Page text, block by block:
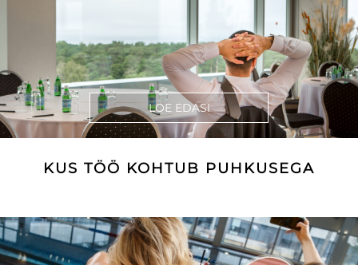
LOE EDASI
KUS TÖÖ KOHTUB PUHKUSEGA